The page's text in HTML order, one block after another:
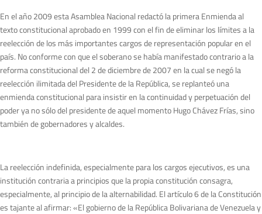
En el año 2009 esta Asamblea Nacional redactó la primera Enmienda al
texto constitucional aprobado en 1999 con el fin de eliminar los límites a la
reelección de los más importantes cargos de representación popular en el
país. No conforme con que el soberano se había manifestado contrario a la
reforma constitucional del 2 de diciembre de 2007 en la cual se negó la
reelección ilimitada del Presidente de la República, se replanteó una
enmienda constitucional para insistir en la continuidad y perpetuación del
poder ya no sólo del presidente de aquel momento Hugo Chávez Frías, sino
también de gobernadores y alcaldes.
La reelección indefinida, especialmente para los cargos ejecutivos, es una
institución contraria a principios que la propia constitución consagra,
especialmente, al principio de la alternabilidad. El artículo 6 de la Constitución
es tajante al afirmar: «El gobierno de la República Bolivariana de Venezuela y